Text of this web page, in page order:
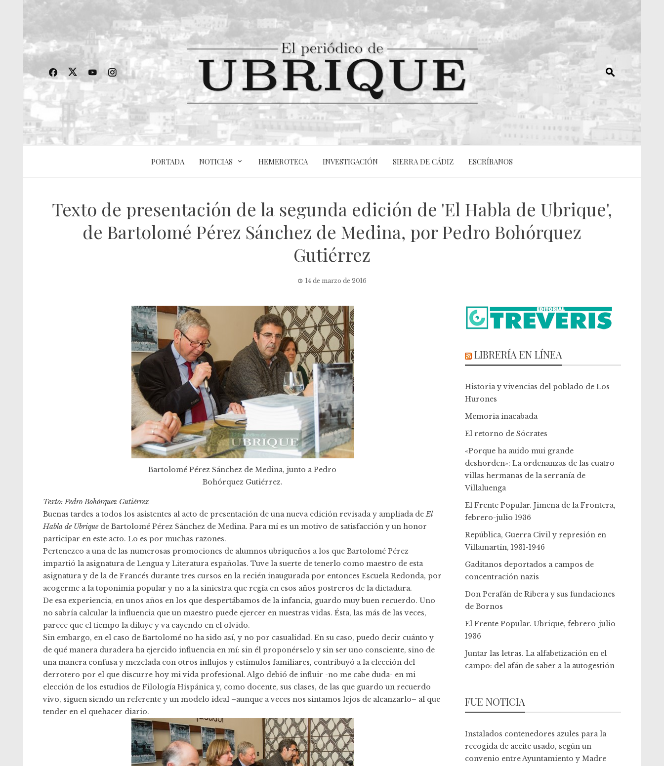
PORTADA NOTICIAS HEMEROTECA INVESTIGACIÓN SIERRA DE CÁDIZ ESCRÍBANOS
Texto de presentación de la segunda edición de 'El Habla de Ubrique',
de Bartolomé Pérez Sánchez de Medina, por Pedro Bohórquez
Gutiérrez
14 de marzo de 2016
Bartolomé Pérez Sánchez de Medina, junto a Pedro
Bohórquez Gutiérrez.
Texto: Pedro Bohórquez Gutiérrez
Buenas tardes a todos los asistentes al acto de presentación de una nueva edición revisada y ampliada deEl
Habla de Ubriquede Bartolomé Pérez Sánchez de Medina. Para mí es un motivo de satisfacción y un honor
participar en este acto. Lo es por muchas razones.
Pertenezco a una de las numerosas promociones de alumnos ubriqueños a los que Bartolomé Pérez
impartió la asignatura de Lengua y Literatura españolas. Tuve la suerte de tenerlo como maestro de esta
asignatura y de la de Francés durante tres cursos en la recién inaugurada por entonces Escuela Redonda, por
acogerme a la toponimia popular y no a la siniestra que regía en esos años postreros de la dictadura.
De esa experiencia, en unos años en los que despertábamos de la infancia, guardo muy buen recuerdo. Uno
no sabría calcular la influencia que un maestro puede ejercer en nuestras vidas. Ésta, las más de las veces,
parece que el tiempo la diluye y va cayendo en el olvido.
Sin embargo, en el caso de Bartolomé no ha sido así, y no por casualidad. En su caso, puedo decir cuánto y
de qué manera duradera ha ejercido influencia en mí: sin él proponérselo y sin ser uno consciente, sino de
una manera confusa y mezclada con otros influjos y estímulos familiares, contribuyó a la elección del
derrotero por el que discurre hoy mi vida profesional. Algo debió de influir -no me cabe duda- en mi
elección de los estudios de Filología Hispánica y, como docente, sus clases, de las que guardo un recuerdo
vivo, siguen siendo un referente y un modelo ideal –aunque a veces nos sintamos lejos de alcanzarlo– al que
tender en el quehacer diario.
LIBRERÍA EN LÍNEA
Historia y vivencias del poblado de Los
Hurones
Memoria inacabada
El retorno de Sócrates
«Porque ha auido mui grande
deshorden»: La ordenanzas de las cuatro
villas hermanas de la serranía de
Villaluenga
El Frente Popular. Jimena de la Frontera,
febrero-julio 1936
República, Guerra Civil y represión en
Villamartín, 1931-1946
Gaditanos deportados a campos de
concentración nazis
Don Perafán de Ribera y sus fundaciones
de Bornos
El Frente Popular. Ubrique, febrero-julio
1936
Juntar las letras. La alfabetización en el
campo: del afán de saber a la autogestión
FUE NOTICIA
Instalados contenedores azules para la
recogida de aceite usado, según un
convenio entre Ayuntamiento y Madre